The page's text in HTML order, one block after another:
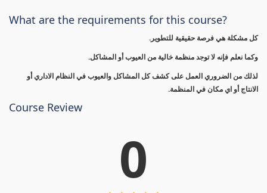
What are the requirements for this course?
كل مشكلة هي فرصة حقيقية للتطوير.
وكما نعلم فإنه لا توجد منظمة خالية من العيوب أو المشاكل.
لذلك من الضروري العمل على كشف كل المشاكل والعيوب في النظام الاداري أو
الانتاج أو اي مكان في المنظمة.
Course Review
0